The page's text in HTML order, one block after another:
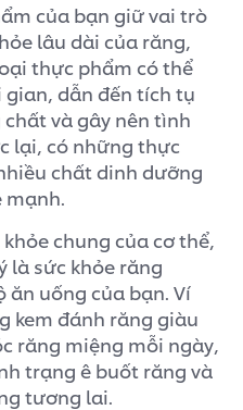
của bạn giữ vai trò
lâu dài của răng,
thực phẩm có thể
dẫn đến tích tụ
và gây nên tình
lại, có những thực
chất dinh dưỡng
mạnh.
chung của cơ thể,
là sức khỏe răng
ăn uống của bạn. Ví
kem đánh răng giàu
răng miệng mỗi ngày,
trạng ê buốt răng và
tương lai.